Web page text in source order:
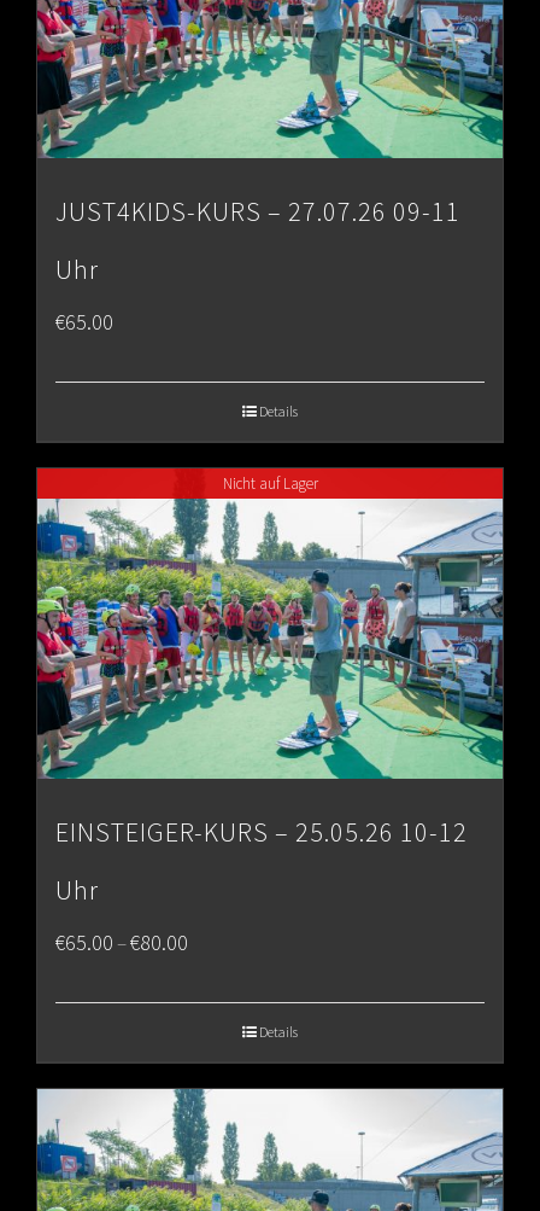
JUST4KIDS-KURS – 27.07.26 09-11
Uhr
€65.00
Details
Nicht auf Lager
EINSTEIGER-KURS – 25.05.26 10-12
Uhr
€65.00–€80.00
€80.00
Details